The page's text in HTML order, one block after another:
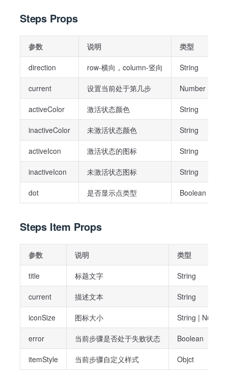
Steps Props
参数 说明 类型
direction row-横向，column-竖向 String
current 设置当前处于第几步 Number |
activeColor 激活状态颜色 String
inactiveColor 未激活状态颜色 String
activeIcon 激活状态的图标 String
inactiveIcon 未激活状态图标 String
dot 是否显示点类型 Boolean
Steps Item Props
参数 说明 类型
title 标题文字 String
current 描述文本 String
iconSize 图标大小 String | Number
error 当前步骤是否处于失败状态 Boolean
itemStyle 当前步骤自定义样式 Objct